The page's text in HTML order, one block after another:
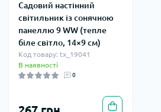
Садовий настінний
світильник із сонячною
панеллю 9 WW (тепле
біле світло, 14×9 см)
Код товару: tx_19041
В наявності
0